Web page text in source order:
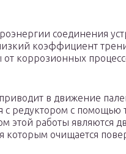
соединения
коэффициент
коррозионных
в движение
с редуктором с помощью
этой работы являются
которым очищается